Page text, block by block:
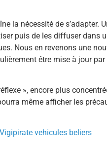
la nécessité de s’adapter.
puis de les diffuser dans
Nous en revenons une
être mise à jour
», encore plus
même afficher les
vehicules beliers